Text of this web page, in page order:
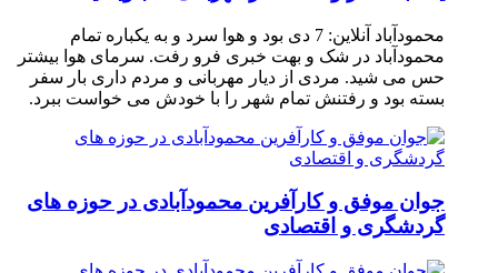
محمودآباد آنلاین: 7 دی بود و هوا سرد و به یکباره تمام
محمودآباد در شک و بهت خبری فرو رفت. سرمای هوا بیشتر
حس می شید. مردی از دیار مهربانی و مردم داری بار سفر
بسته بود و رفتنش تمام شهر را با خودش می خواست ببرد.
جوان موفق و کارآفرین محمودآبادی در حوزه های
گردشگری و اقتصادی